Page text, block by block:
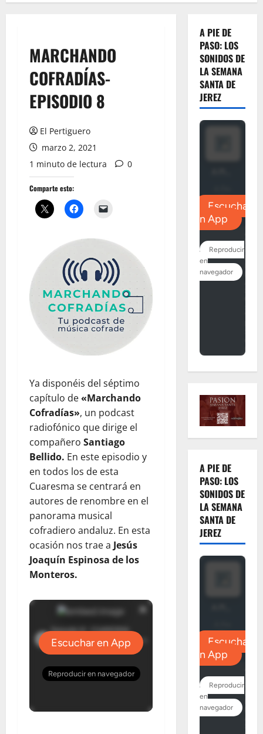
MARCHANDO
COFRADÍAS-
EPISODIO 8
El Pertiguero
marzo 2, 2021
1 minuto de lectura
0
Comparte esto:
Ya disponéis del séptimo
capítulo de«Marchando
Cofradías», un podcast
radiofónico que dirige el
compañero Santiago
Bellido. En este episodio y
en todos los de esta
Cuaresma se centrará en
autores de renombre en el
panorama musical
cofradiero andaluz. En esta
ocasión nos trae a Jesús
Joaquín Espinosa de los
Monteros.
A PIE DE
PASO: LOS
SONIDOS DE
LA SEMANA
SANTA DE
JEREZ
A PIE DE
PASO: LOS
SONIDOS DE
LA SEMANA
SANTA DE
JEREZ